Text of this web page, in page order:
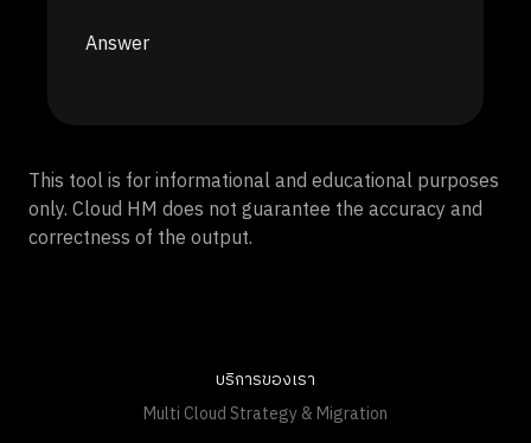
Answer
This tool is for informational and educational purposes
only. Cloud HM does not guarantee the accuracy and
correctness of the output.
บริการของเรา
Multi Cloud Strategy & Migration